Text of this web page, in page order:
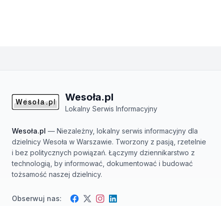
Wesoła.pl
Lokalny Serwis Informacyjny
Wesoła.pl — Niezależny, lokalny serwis informacyjny dla
dzielnicy Wesoła w Warszawie. Tworzony z pasją, rzetelnie
i bez politycznych powiązań. Łączymy dziennikarstwo z
technologią, by informować, dokumentować i budować
tożsamość naszej dzielnicy.
Obserwuj nas: Facebook
TwitterInstagram
LinkedIn